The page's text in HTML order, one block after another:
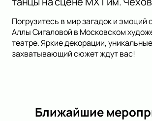
Погрузитесь в мир загадок и эмоций
Аллы Сигаловой в Московском
театре. Яркие декорации,
захватывающий сюжет ждут вас!
Ближайшие